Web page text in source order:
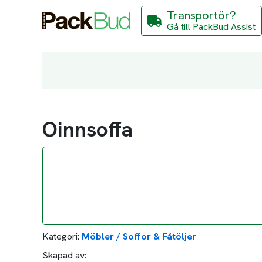
Transportör?
Gå till PackBud Assist
Oinnsoffa
Kategori: Möbler / Soffor & Fåtöljer
Skapad av: